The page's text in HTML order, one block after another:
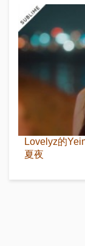
Lovelyz的
夏夜